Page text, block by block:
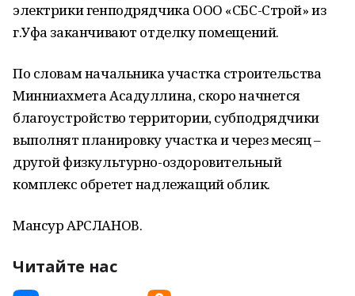
электрики генподрядчика ООО «СБС-Строй» из
г.Уфа заканчивают отделку помещений.
По словам начальника участка строительства
Минниахмета Асадуллина, скоро начнется
благоустройство территории, субподрядчики
выполнят планировку участка и через месяц –
другой физкультурно-оздоровительный
комплекс обретет надлежащий облик.
Мансур АРСЛАНОВ.
Читайте нас